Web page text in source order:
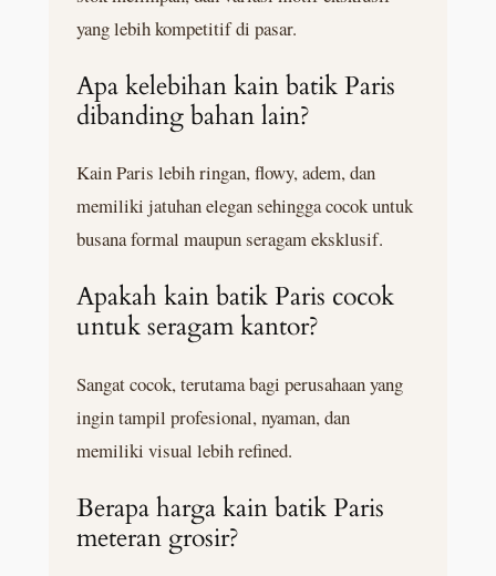
yang lebih kompetitif di pasar.
Apa kelebihan kain batik Paris
dibanding bahan lain?
Kain Paris lebih ringan, flowy, adem, dan
memiliki jatuhan elegan sehingga cocok untuk
busana formal maupun seragam eksklusif.
Apakah kain batik Paris cocok
untuk seragam kantor?
Sangat cocok, terutama bagi perusahaan yang
ingin tampil profesional, nyaman, dan
memiliki visual lebih refined.
Berapa harga kain batik Paris
meteran grosir?